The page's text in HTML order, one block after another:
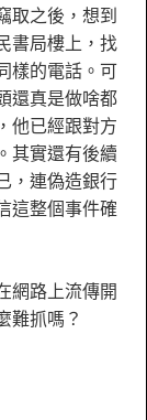
取之後，想到
書局樓上，找
樣的電話。可
還真是做啥都
他已經跟對方
其實還有後續
，連偽造銀行
這整個事件確
網路上流傳開
難抓嗎？